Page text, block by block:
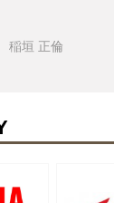
稲垣 正倫